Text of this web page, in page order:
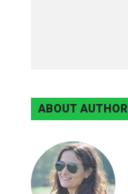
ABOUT AUTHOR